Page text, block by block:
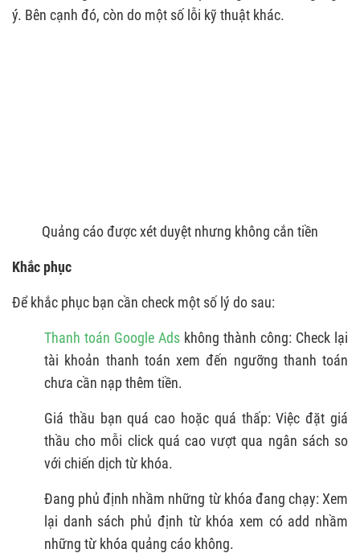
ý. Bên cạnh đó, còn do một số lỗi kỹ thuật khác.
Quảng cáo được xét duyệt nhưng không cắn tiền
Khắc phục
Để khắc phục bạn cần check một số lý do sau:
Thanh toán Google Ads không thành công: Check lại
tài khoản thanh toán xem đến ngưỡng thanh toán
chưa cần nạp thêm tiền.
Giá thầu bạn quá cao hoặc quá thấp: Việc đặt giá
thầu cho mỗi click quá cao vượt qua ngân sách so
với chiến dịch từ khóa.
Đang phủ định nhầm những từ khóa đang chạy: Xem
lại danh sách phủ định từ khóa xem có add nhầm
những từ khóa quảng cáo không.